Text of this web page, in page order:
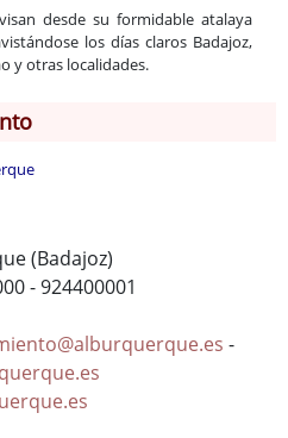
desde su formidable atalaya
los días claros Badajoz,
y otras localidades.
(Badajoz)
- 924400001
-